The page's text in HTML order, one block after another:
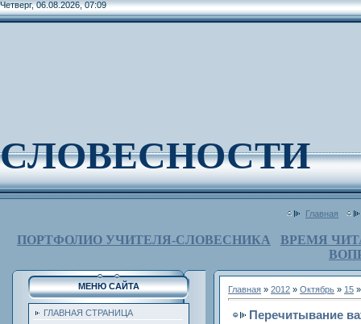
Четверг, 06.08.2026, 07:09
СЛОВЕСНОСТИ
Главная
ПОРТФОЛИО УЧИТЕЛЯ-СЛОВЕСНИКА
ВРЕМЯ
МЕНЮ САЙТА
ГЛАВНАЯ СТРАНИЦА
Главная » 2012 » Октябрь » 15
Перечитывание